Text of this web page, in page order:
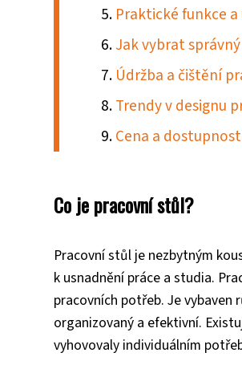
Praktické funkce
Jak vybrat
Údržba a čištění
Trendy v designu
Cena a
Co je pracovní stůl?
Pracovní stůl je nezbytným
k usnadnění práce a studia.
pracovních potřeb. Je
organizovaný a efektivní.
vyhovovaly individuálním